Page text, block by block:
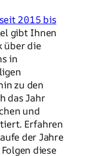
2015 bis
gibt Ihnen
über die
in
zu den
das Jahr
und
Erfahren
der Jahre
diese